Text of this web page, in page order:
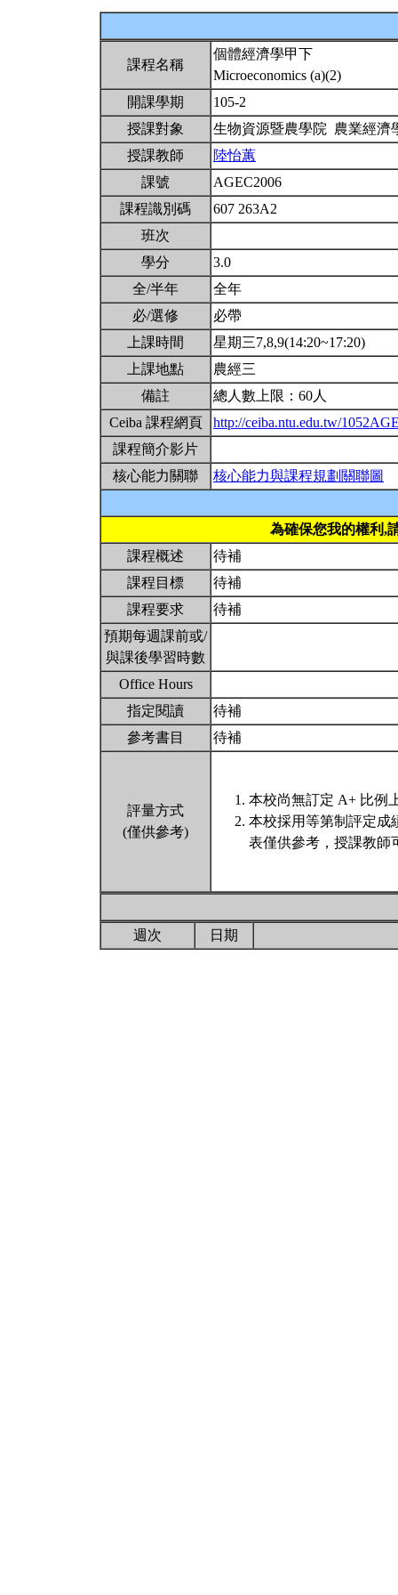
課程名稱
個體經濟學甲下
Microeconomics (a)(2)
開課學期
105-2
授課對象
生物資源暨農學院 農業經
授課教師
陸怡蕙
課號
AGEC2006
課程識別碼
607 263A2
班次
學分
3.0
全/半年
全年
必/選修
必帶
上課時間
星期三7,8,9(14:20~17:20)
上課地點
農經三
備註
總人數上限：60人
Ceiba 課程網頁
http://ceiba.ntu.edu.tw/
課程簡介影片
核心能力關聯
核心能力與課程規劃關聯圖
為確保您我的權利,
課程概述
待補
課程目標
待補
課程要求
待補
預期每週課前或/
與課後學習時數
Office Hours
指定閱讀
待補
參考書目
待補
評量方式
(僅供參考)
本校尚無訂定 A+ 比例
本校採用等第制評定成
表僅供參考，授課教師
週次 日期